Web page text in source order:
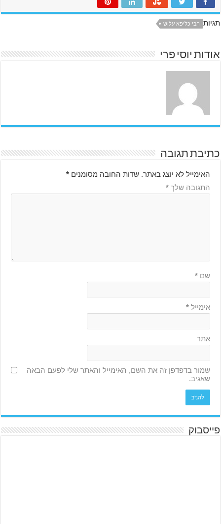
תגיות רבי כליפא עלוש
אודות יוסי פרי
כתיבת תגובה
האימייל לא יוצג באתר. שדות החובה מסומנים*
התגובה שלך*
שם*
אימייל*
אתר
שמור בדפדפן זה את השם, האימייל והאתר שלי לפעם הבאה
שאגיב.
פייסבוק